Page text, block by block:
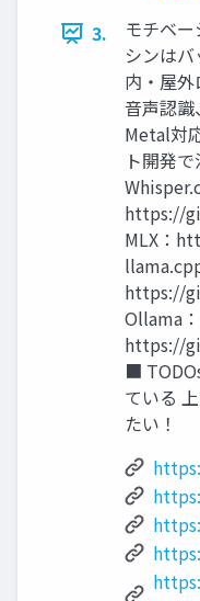
3.
モチベ
シンは
内・屋
音声認
Metal対
ト開発
https://
MLX：
https://
Ollama
https://
■
ている
たい！